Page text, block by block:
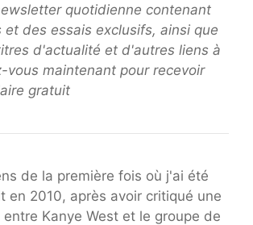
quotidienne contenant
et des essais exclusifs, ainsi que
d'actualité et d'autres liens à
vous maintenant pour recevoir
gratuit
de la première fois où j'ai été
en 2010, après avoir critiqué une
Kanye West et le groupe de